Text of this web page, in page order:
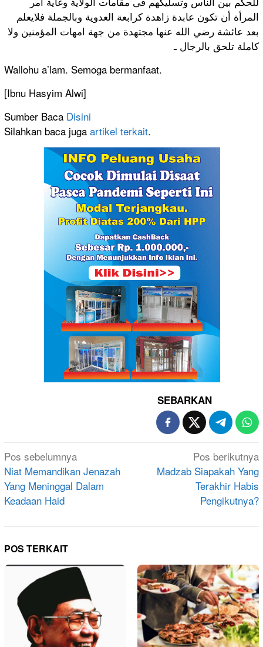
المرأة أن تكون عابدة زاهدة كرابعة العدوية وبالجملة فلايعلم
بعد عائشة رضي الله عنها مجتهدة من جهة امهات المؤمنين ولا
كاملة تلحق بالرجال ـ
Wallohu a’lam. Semoga bermanfaat.
[Ibnu Hasyim Alwi]
Sumber Baca Disini
Silahkan baca juga artikel terkait.
SEBARKAN
Navigasi
pos
Pos sebelumnya
Niat Memandikan Jenazah
Yang Meninggal Dalam
Keadaan Haid
Pos berikutnya
Madzab Siapakah Yang
Terakhir Habis
Pengikutnya?
POS TERKAIT